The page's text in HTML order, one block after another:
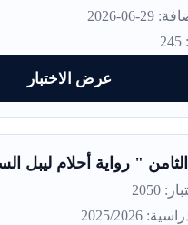
06-2026
عرض الاختبار
الثامن " رواية أحلام ليبل
2050
2025/2026